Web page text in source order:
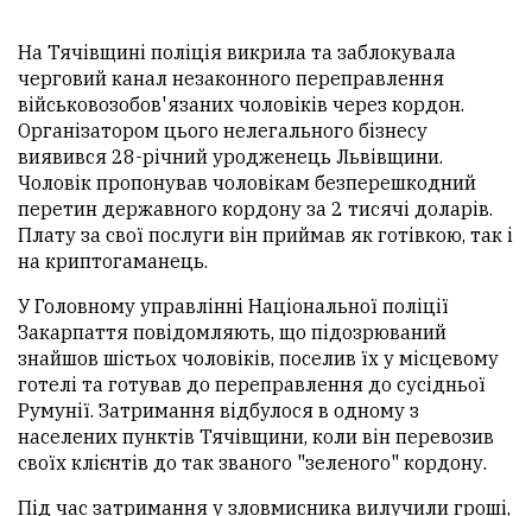
На Тячівщині поліція викрила та заблокувала
черговий канал незаконного переправлення
військовозобов'язаних чоловіків через кордон.
Організатором цього нелегального бізнесу
виявився 28-річний уродженець Львівщини.
Чоловік пропонував чоловікам безперешкодний
перетин державного кордону за 2 тисячі доларів.
Плату за свої послуги він приймав як готівкою, так і
на криптогаманець.
У Головному управлінні Національної поліції
Закарпаття повідомляють, що підозрюваний
знайшов шістьох чоловіків, поселив їх у місцевому
готелі та готував до переправлення до сусідньої
Румунії. Затримання відбулося в одному з
населених пунктів Тячівщини, коли він перевозив
своїх клієнтів до так званого "зеленого" кордону.
Під час затримання у зловмисника вилучили гроші,